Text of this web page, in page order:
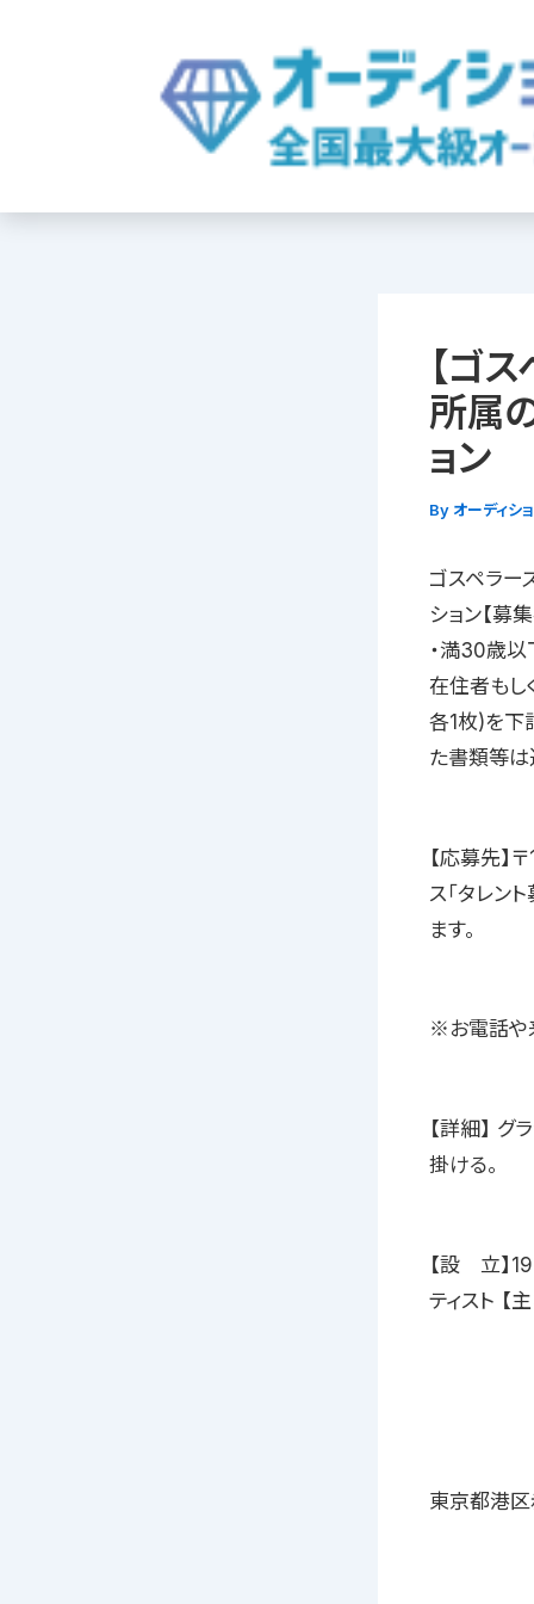
【ゴ
所属
ョン
By オーディシ
ゴスペラー
ション【募
・満30歳以
在住者もし
各1枚)を下
た書類等は
【応募先
ス「タレン
ます。
※お電話や
【詳細】
掛ける。
【設 立】
ティスト 【
東京都港